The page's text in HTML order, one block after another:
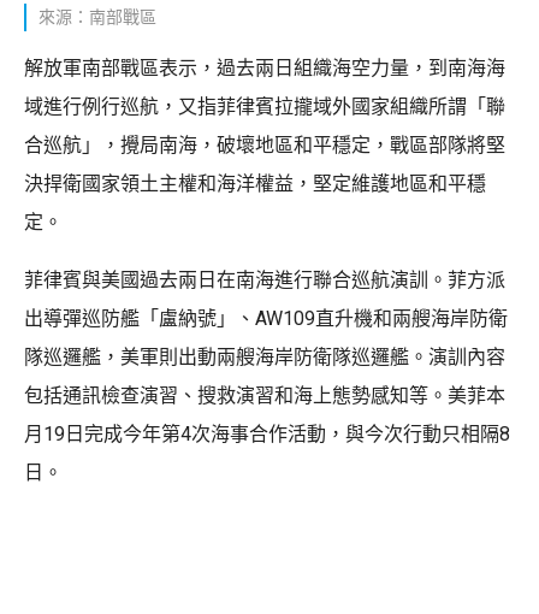
來源：南部戰區
解放軍南部戰區表示，過去兩日組織海空力量，到南海海
域進行例行巡航，又指菲律賓拉攏域外國家組織所謂「聯
合巡航」，攪局南海，破壞地區和平穩定，戰區部隊將堅
決捍衛國家領土主權和海洋權益，堅定維護地區和平穩
定。
菲律賓與美國過去兩日在南海進行聯合巡航演訓。菲方派
出導彈巡防艦「盧納號」、AW109直升機和兩艘海岸防衛
隊巡邏艦，美軍則出動兩艘海岸防衛隊巡邏艦。演訓內容
包括通訊檢查演習、搜救演習和海上態勢感知等。美菲本
月19日完成今年第4次海事合作活動，與今次行動只相隔8
日。